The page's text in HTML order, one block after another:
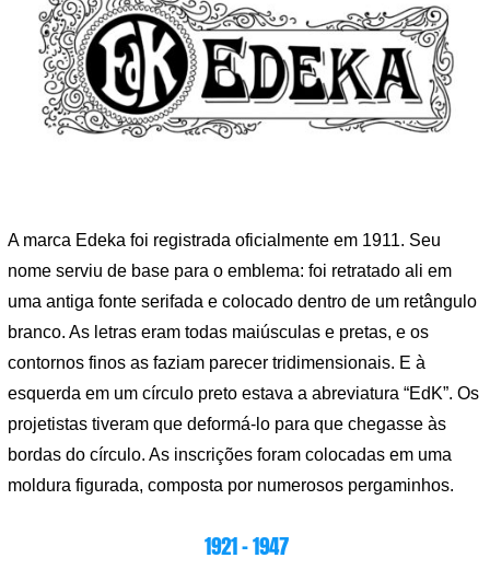
A marca Edeka foi registrada oficialmente em 1911. Seu
nome serviu de base para o emblema: foi retratado ali em
uma antiga fonte serifada e colocado dentro de um retângulo
branco. As letras eram todas maiúsculas e pretas, e os
contornos finos as faziam parecer tridimensionais. E à
esquerda em um círculo preto estava a abreviatura “EdK”. Os
projetistas tiveram que deformá-lo para que chegasse às
bordas do círculo. As inscrições foram colocadas em uma
moldura figurada, composta por numerosos pergaminhos.
1921 – 1947